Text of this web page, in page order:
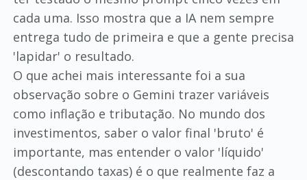
cada uma. Isso mostra que a IA nem sempre
entrega tudo de primeira e que a gente precisa
'lapidar' o resultado.
​O que achei mais interessante foi a sua
observação sobre o Gemini trazer variáveis
como inflação e tributação. No mundo dos
investimentos, saber o valor final 'bruto' é
importante, mas entender o valor 'líquido'
(descontando taxas) é o que realmente faz a